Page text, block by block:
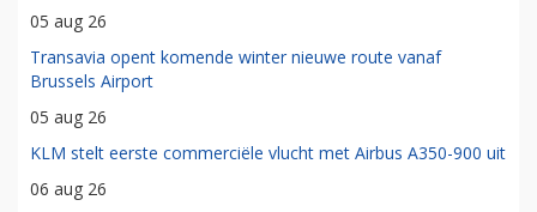
05 aug 26
Transavia opent komende winter nieuwe route vanaf
Brussels Airport
05 aug 26
KLM stelt eerste commerciële vlucht met Airbus A350-900 uit
06 aug 26